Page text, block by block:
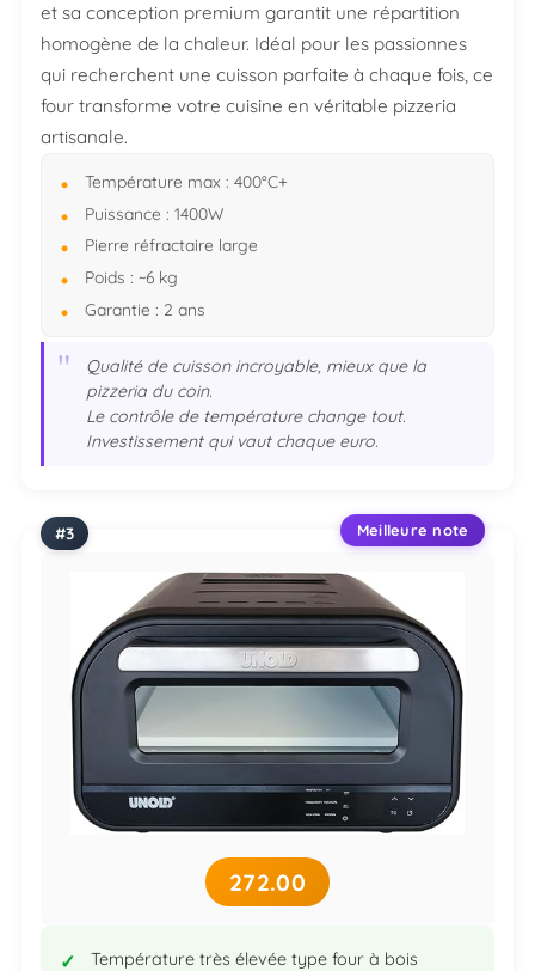
et sa conception premium garantit une répartition
homogène de la chaleur. Idéal pour les passionnes
qui recherchent une cuisson parfaite à chaque fois, ce
four transforme votre cuisine en véritable pizzeria
artisanale.
Température max : 400°C+
Puissance : 1400W
Pierre réfractaire large
Poids : ~6 kg
Garantie : 2 ans
"
Qualité de cuisson incroyable, mieux que la
pizzeria du coin.
Le contrôle de température change tout.
Investissement qui vaut chaque euro.
Meilleure note
272.00
Température très élevée type four à bois